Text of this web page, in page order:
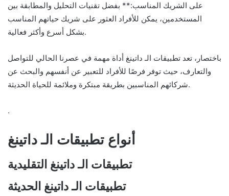
على الشريك المناسب:** بفضل تقنيات التحليل والمطابقة بين
المستخدمين، يمكن للأفراد العثور على شريك حياتهم المناسب
بشكل أسرع وأكثر فعالية.
باختصار، تعد تطبيقات الـ داتينغ أداة مهمة في عصرنا الحالي للتواصل
والتعارف، حيث توفر فرصًا للأفراد للتعبير عن أنفسهم والبحث عن
شركائهم المناسبين بطريقة مبتكرة وملائمة للحياة الحديثة.
.
أنواع تطبيقات الـ داتينغ
تطبيقات الـ داتينغ التقليدية
تطبيقات الـ داتينغ الحديثة